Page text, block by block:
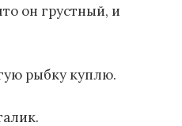
он грустный, и
рыбку куплю.